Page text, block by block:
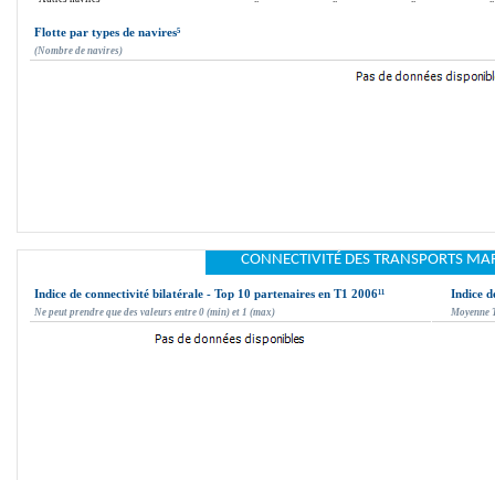
Flotte par types de navires⁵
(Nombre de navires)
CONNECTIVITÉ DES TRANSPORTS
Indice de connectivité bilatérale - Top 10 partenaires en T1 2006¹¹
Ne peut prendre que des valeurs entre 0 (min) et 1 (max)
Indice
Moyenne